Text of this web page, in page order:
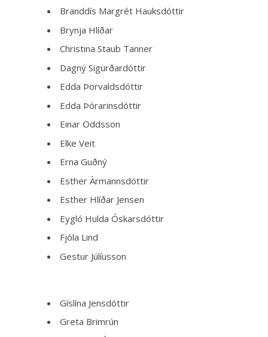
Branddís Margrét Hauksdóttir
Brynja Hlíðar
Christina Staub Tanner
Dagný Sigurðardóttir
Edda Þorvaldsdóttir
Edda Þórarinsdóttir
Einar Oddsson
Elke Veit
Erna Guðný
Esther Àrmannsdóttir
Esther Hlíðar Jensen
Eygló Hulda Óskarsdóttir
Fjóla Lind
Gestur Júlíusson
Gíslína Jensdóttir
Greta Brimrún